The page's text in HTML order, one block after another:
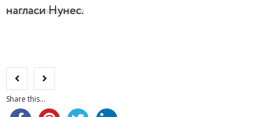
нагласи Нунес.
Share this...